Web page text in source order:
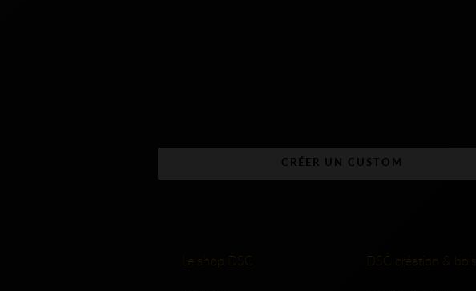
CRÉER UN CUSTOM
Le shop DSC DSC création & bois